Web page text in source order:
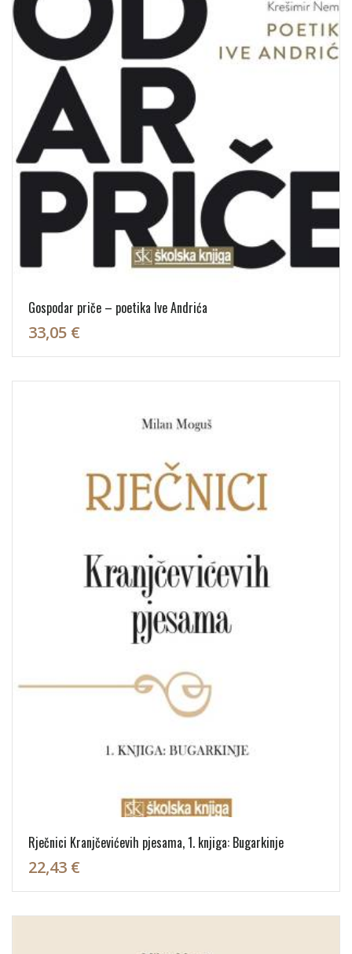
Gospodar priče – poetika Ive Andrića
33,05 €
Rječnici Kranjčevićevih pjesama, 1. knjiga: Bugarkinje
22,43 €